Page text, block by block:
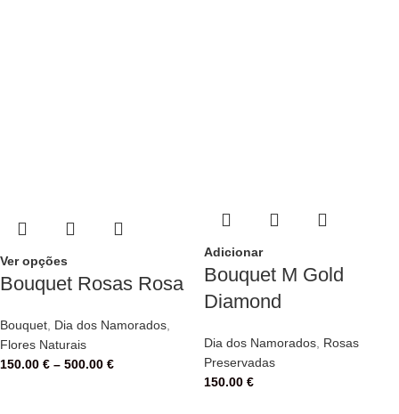
Ver opções
Bouquet Rosas Rosa
Bouquet Dia dos Namorados
Flores Naturais
150.00 € – 500.00 €
Adicionar
Bouquet M Gold
Diamond
Dia dos Namorados Rosas
Preservadas
150.00 €